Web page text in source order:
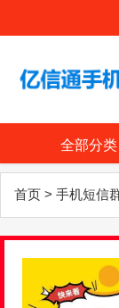
全部分类
首页 > 手机短信